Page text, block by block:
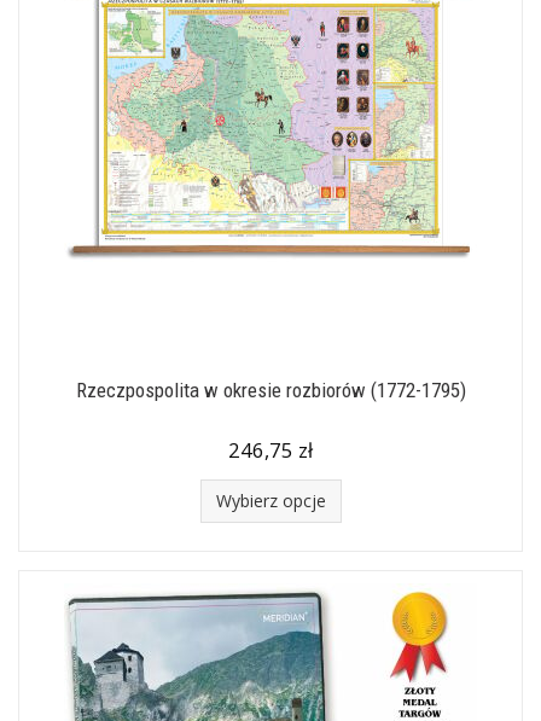
Rzeczpospolita w okresie rozbiorów (1772-1795)
246,75 zł
Wybierz opcje